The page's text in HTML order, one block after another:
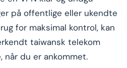
på offentlige eller ukendte
for maksimal kontrol, kan
taiwansk telekom
du er ankommet.